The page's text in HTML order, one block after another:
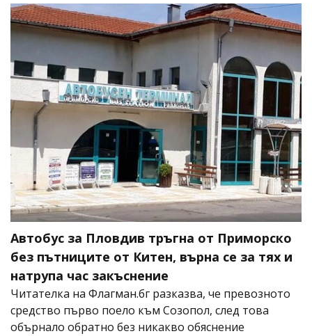
Автобус за Пловдив тръгна от Приморско
без пътниците от Китен, върна се за тях и
натрупа час закъснение
Читателка на Флагман.бг разказва, че превозното
средство първо поело към Созопол, след това
обърнало обратно без никакво обяснение